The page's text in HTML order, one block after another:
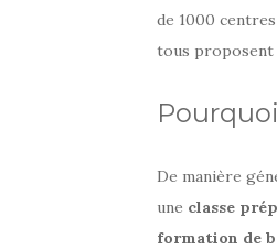
de 1000
tous proposent
De manière
une classe
formation de